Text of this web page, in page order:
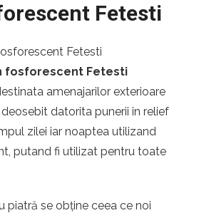
Fetesti
fosforescent Fetesti
amenajarilor exterioare
datorita punerii in relief
zilei iar noaptea utilizand
putand fi utilizat pentru toate
piatră se obține ceea ce noi